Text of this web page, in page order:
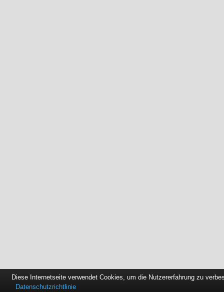
Diese Internetseite verwendet Cookies, um die Nutzererfahrung zu
Datenschutzrichtlinie